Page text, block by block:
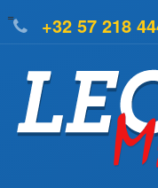
+32 57 218
=